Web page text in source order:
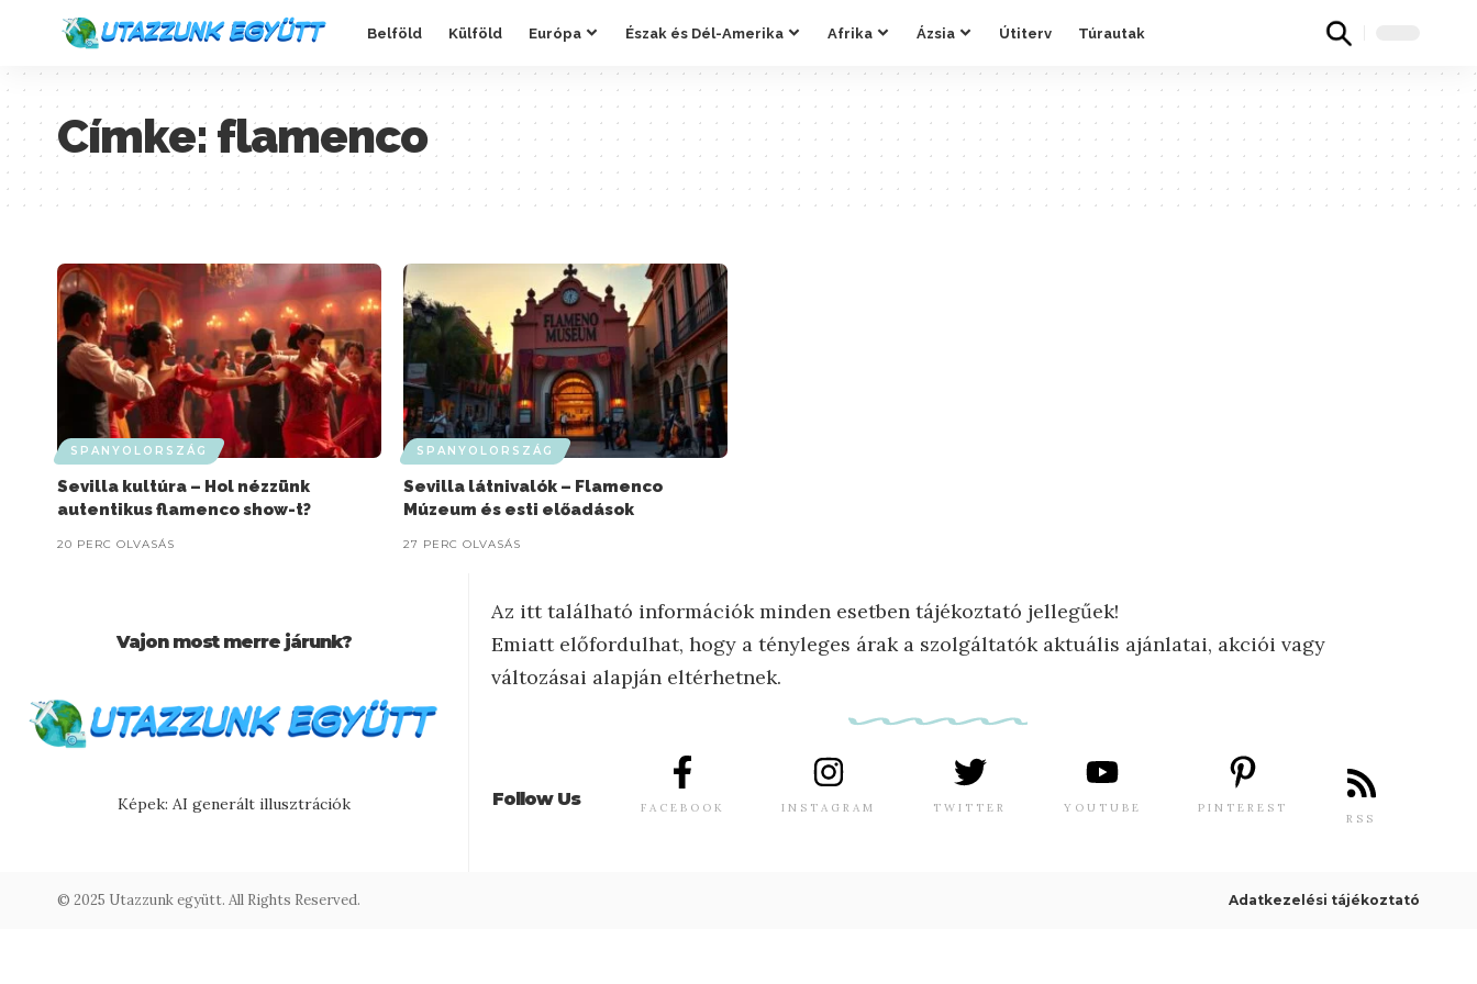
Belföld Külföld Európa Észak és Dél-Amerika Afrika Ázsia Útiterv Túrautak
Címke: flamenco
SPANYOLORSZÁG
Sevilla kultúra – Hol nézzünk
autentikus flamenco show-t?
20 PERC OLVASÁS
SPANYOLORSZÁG
Sevilla látnivalók – Flamenco
Múzeum és esti előadások
27 PERC OLVASÁS
Vajon most merre járunk?
Képek: AI generált illusztrációk
Az itt található információk minden esetben tájékoztató jellegűek!
Emiatt előfordulhat, hogy a tényleges árak a szolgáltatók aktuális ajánlatai, akciói vagy
változásai alapján eltérhetnek.
Follow Us FACEBOOK INSTAGRAM TWITTER YOUTUBE PINTEREST
RSS
© 2025 Utazzunk együtt. All Rights Reserved. Adatkezelési tájékoztató